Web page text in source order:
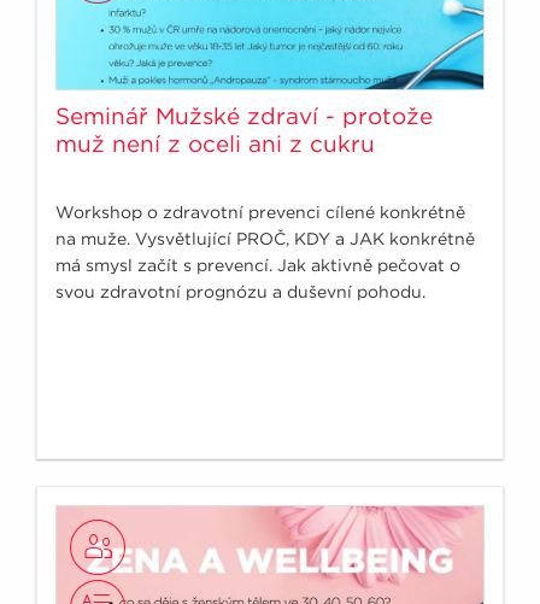
Seminář Mužské zdraví - protože
muž není z oceli ani z cukru
Workshop o zdravotní prevenci cílené konkrétně
na muže. Vysvětlující PROČ, KDY a JAK konkrétně
má smysl začít s prevencí. Jak aktivně pečovat o
svou zdravotní prognózu a duševní pohodu.